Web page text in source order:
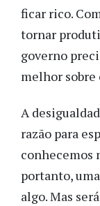
ficar rico.
tornar
governo
melhor sobre
A
razão para
conhecemos
portanto,
algo. Mas